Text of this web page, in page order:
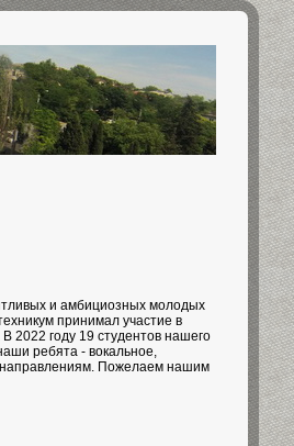
и амбициозных молодых
принимал участие в
2022 году 19 студентов нашего
ребята - вокальное,
направлениям. Пожелаем нашим